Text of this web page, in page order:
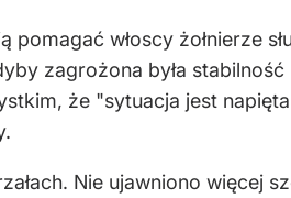
włoscy żołnierze
zagrożona była stabilność
że "sytuacja jest
Nie ujawniono więcej